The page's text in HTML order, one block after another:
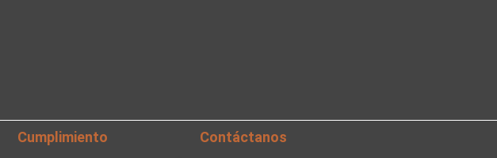
Cumplimiento Contáctanos